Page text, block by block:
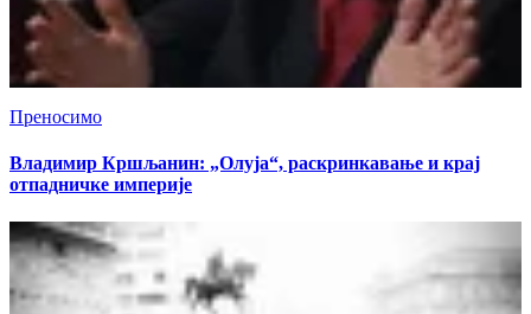
Преносимо
Владимир Кршљанин: „Олуја“, раскринкавање и крај
отпадничке империје